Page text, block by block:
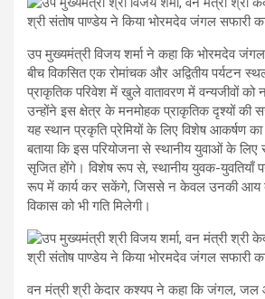
उप मुख्यमंत्री विजय शर्मा ने कहा कि भोरमदेव
बीच विकसित एक रोमांचक और अद्वितीय पर्यटन
प्राकृतिक परिवेश में खुले वातावरण में वन्यजीवों
उन्होंने इस क्षेत्र के मनमोहक प्राकृतिक दृश्यों की
यह स्थान प्रकृति प्रेमियों के लिए विशेष आकर्षण
बताया कि इस परियोजना से स्थानीय युवाओं के
सृजित होंगे। विशेष रूप से, स्थानीय युवक-युवतियाँ
रूप में कार्य कर सकेंगे, जिससे न केवल उनकी आय
विकास को भी गति मिलेगी।
वन मंत्री श्री केदार कश्यप ने कहा कि जंगल, जल